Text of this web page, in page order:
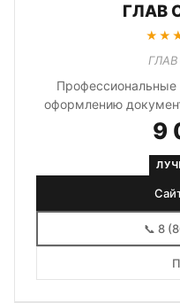
ГЛАВ
ГЛАВ
Профессиональные
оформлению
видов
9
📞 8